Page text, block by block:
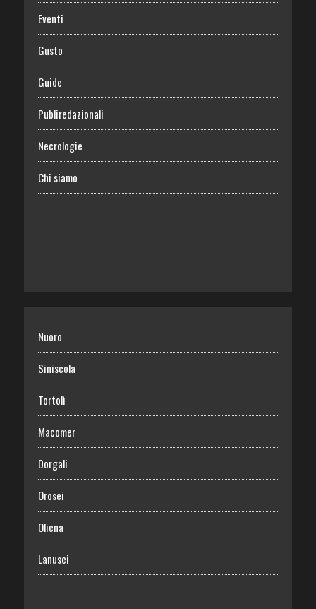
Eventi
Gusto
Guide
Publiredazionali
Necrologie
Chi siamo
Nuoro
Siniscola
Tortolì
Macomer
Dorgali
Orosei
Oliena
Lanusei